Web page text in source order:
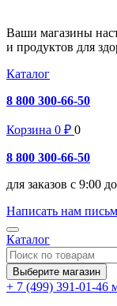
Ваши магазины
и продуктов для
Каталог
8 800 300-66-50
Корзина 0 ₽ 0
8 800 300-66-50
для заказов с 9:00
Написать нам
Каталог
Выберите магазин
+ 7 (499) 391-01-46